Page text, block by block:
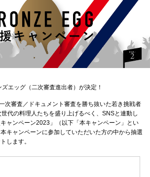
エッグ（二次審査進出者）が決定！
次審査／ドキュメント審査を勝ち抜いた若き挑戦者
代の料理人たちを盛り上げるべく、SNSと連動し
ャンペーン2023」（以下「本キャンペーン」とい
キャンペーンに参加していただいた方の中から抽選
します。